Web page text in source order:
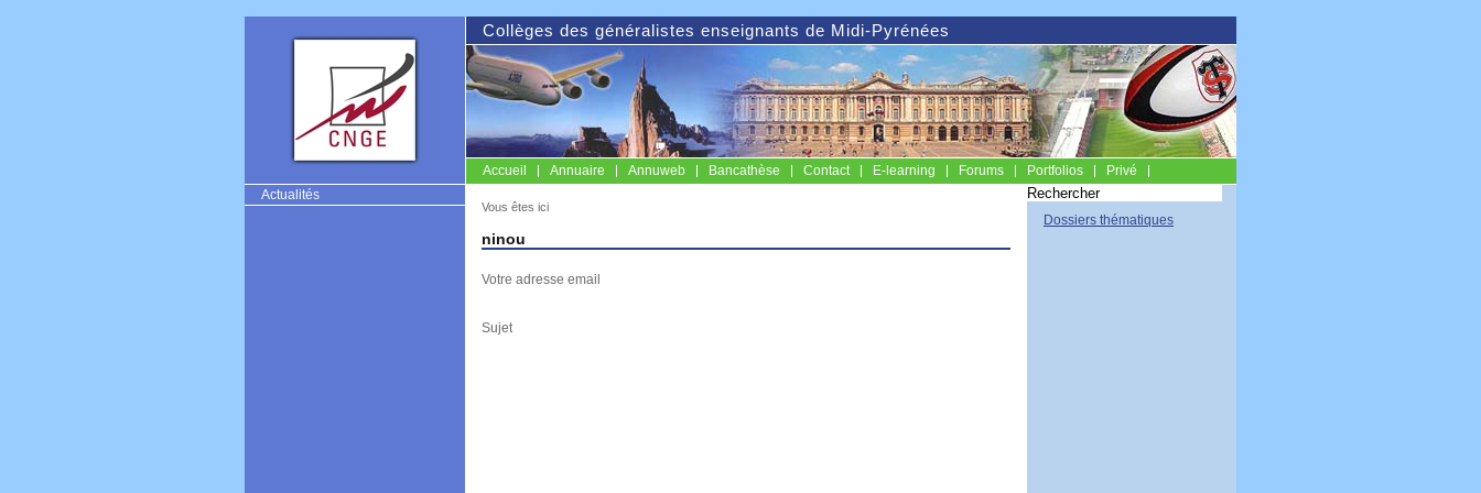
Collèges des généralistes enseignants de Midi-Pyrénées
CNGE
Accueil Annuaire Annuweb Bancathèse Contact E-learning Forums Portfolios
Privé
Actualités
Vous êtes ici
ninou
Votre adresse email
Sujet
Dossiers thématiques